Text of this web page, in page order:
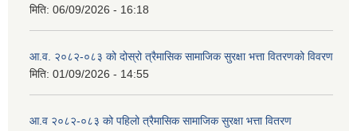
मिति: 06/09/2026 - 16:18
आ.व. २०८२-०८३ को दोस्रो त्रैमासिक सामाजिक सुरक्षा भत्ता वितरणको विवरण
मिति: 01/09/2026 - 14:55
आ.व २०८२-०८३ को पहिलो त्रैमासिक सामाजिक सुरक्षा भत्ता वितरण